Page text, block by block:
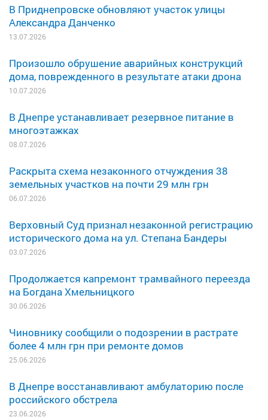
В Приднепровске обновляют участок улицы
Александра Данченко
13.07.2026
Произошло обрушение аварийных конструкций
дома, поврежденного в результате атаки дрона
10.07.2026
В Днепре устанавливает резервное питание в
многоэтажках
08.07.2026
Раскрыта схема незаконного отчуждения 38
земельных участков на почти 29 млн грн
06.07.2026
Верховный Суд признал незаконной регистрацию
исторического дома на ул. Степана Бандеры
03.07.2026
Продолжается капремонт трамвайного переезда
на Богдана Хмельницкого
30.06.2026
Чиновнику сообщили о подозрении в растрате
более 4 млн грн при ремонте домов
25.06.2026
В Днепре восстанавливают амбулаторию после
российского обстрела
23.06.2026